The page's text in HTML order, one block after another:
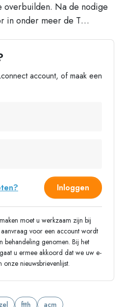
overbuilden. Na de nodige
in onder meer de T…
account, of maak een
Inloggen
moet u werkzaam zijn bij
voor een account wordt
behandeling genomen. Bij het
u ermee akkoord dat we uw e-
nieuwsbrievenlijst.
ftth
acm